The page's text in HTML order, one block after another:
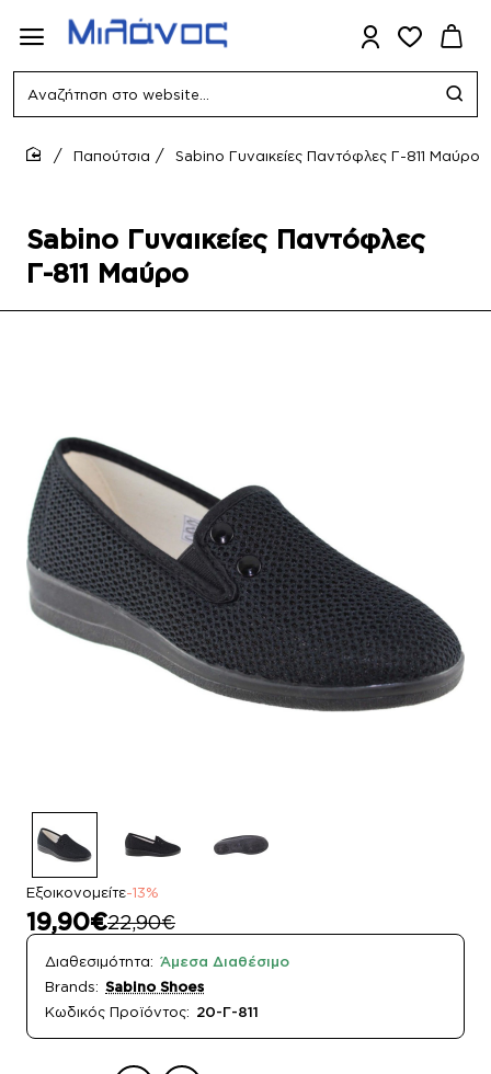
Αναζήτηση
website...
Sabino Γυναικείες Παντόφλες
Γ-811 Μαύρο
Παπούτσια Sabino Γυναικείες Παντόφλες Γ-811 Μαύρο
Εξοικονομείτε-13%
19,90€22,90€
Διαθεσιμότητα: Άμεσα Διαθέσιμο
Brands: Sabino Shoes
Κωδικός Προϊόντος: 20-Γ-811